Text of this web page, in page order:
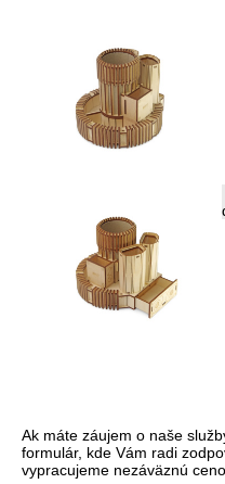
Ak máte záujem o naše
formulár, kde Vám radi
vypracujeme nezáväznú